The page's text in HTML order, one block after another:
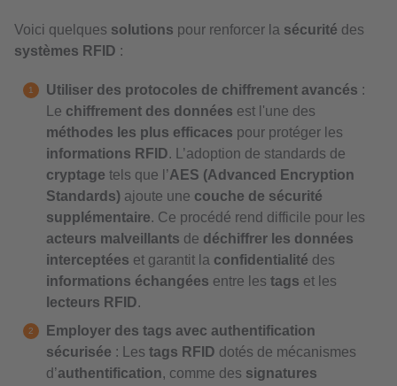
Voici quelques solutions pour renforcer la sécurité des
systèmes RFID :
Utiliser des protocoles de chiffrement avancés :
Le chiffrement des données est l'une des
méthodes les plus efficaces pour protéger les
informations RFID. L’adoption de standards de
cryptage tels que l’AES (Advanced Encryption
Standards) ajoute une couche de sécurité
supplémentaire. Ce procédé rend difficile pour les
acteurs malveillants de déchiffrer les données
interceptées et garantit la confidentialité des
informations échangées entre les tags et les
lecteurs RFID.
Employer des tags avec authentification
sécurisée : Les tags RFID dotés de mécanismes
d’authentification, comme des signatures